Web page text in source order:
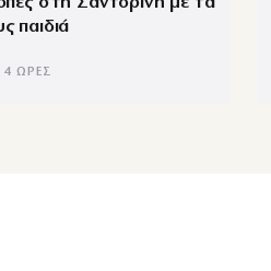
παιδιά
4 ΏΡΕΣ